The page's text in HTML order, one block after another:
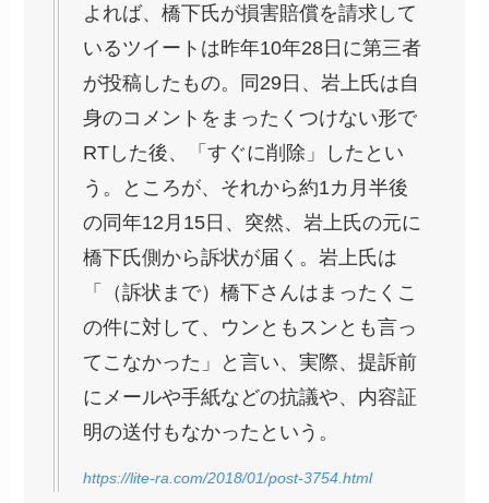
よれば、橋下氏が損害賠償を請求して
いるツイートは昨年10年28日に第三者
が投稿したもの。同29日、岩上氏は自
身のコメントをまったくつけない形で
RTした後、「すぐに削除」したとい
う。ところが、それから約1カ月半後
の同年12月15日、突然、岩上氏の元に
橋下氏側から訴状が届く。岩上氏は
「（訴状まで）橋下さんはまったくこ
の件に対して、ウンともスンとも言っ
てこなかった」と言い、実際、提訴前
にメールや手紙などの抗議や、内容証
明の送付もなかったという。
https://lite-ra.com/2018/01/post-3754.html